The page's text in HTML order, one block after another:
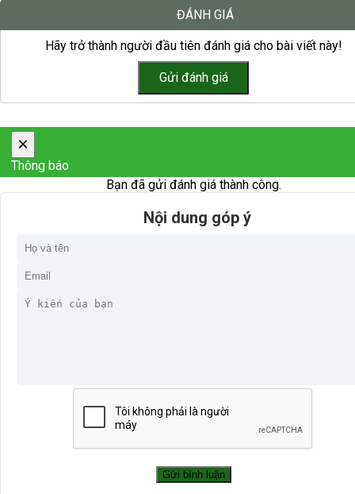
ĐÁNH GIÁ
Hãy trở thành người đầu tiên đánh giá cho bài viết này!
×
Thông báo
Bạn đã gửi đánh giá thành công.
Nội dung góp ý